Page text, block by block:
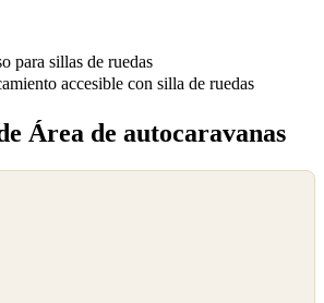
para sillas de ruedas
accesible con silla de ruedas
Área de autocaravanas